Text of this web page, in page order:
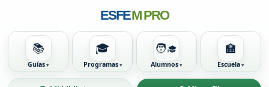
ESFEM PRO
📚
Guías
🎓
Programas
🧑‍🎓
Alumnos
🏫
Escuela